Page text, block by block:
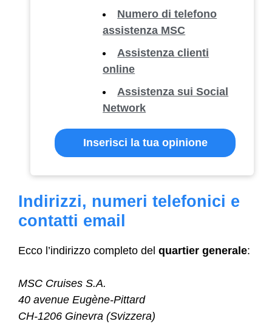
Numero di telefono
assistenza MSC
Assistenza clienti
online
Assistenza sui Social
Network
Inserisci la tua opinione
Indirizzi, numeri telefonici e
contatti email
Ecco l’indirizzo completo del quartier generale:
MSC Cruises S.A.
40 avenue Eugène-Pittard
CH-1206 Ginevra (Svizzera)